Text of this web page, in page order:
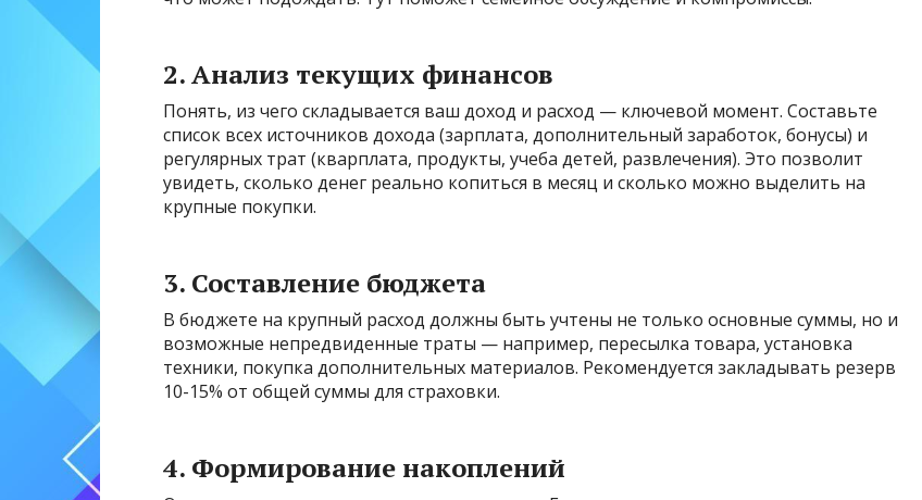
2. Анализ текущих финансов
Понять, из чего складывается ваш доход и расход — ключевой момент. Составьте
список всех источников дохода (зарплата, дополнительный заработок, бонусы) и
регулярных трат (кварплата, продукты, учеба детей, развлечения). Это позволит
увидеть, сколько денег реально копиться в месяц и сколько можно выделить на
крупные покупки.
3. Составление бюджета
В бюджете на крупный расход должны быть учтены не только основные суммы, но и
возможные непредвиденные траты — например, пересылка товара, установка
техники, покупка дополнительных материалов. Рекомендуется закладывать резерв
10-15% от общей суммы для страховки.
4. Формирование накоплений